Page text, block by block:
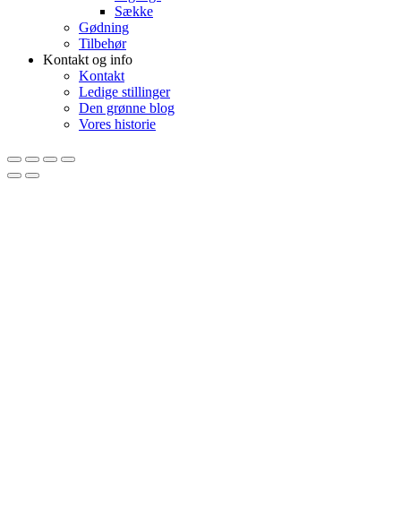
Sække
Gødning
Tilbehør
Kontakt og info
Kontakt
Ledige stillinger
Den grønne blog
Vores historie